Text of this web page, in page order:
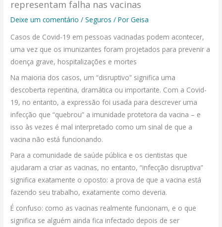
representam falha nas vacinas
Deixe um comentário /Seguros / PorGeisa
Casos de Covid-19 em pessoas vacinadas podem acontecer,
uma vez que os imunizantes foram projetados para prevenir a
doença grave, hospitalizações e mortes
Na maioria dos casos, um “disruptivo” significa uma
descoberta repentina, dramática ou importante. Com a Covid-
19, no entanto, a expressão foi usada para descrever uma
infecção que “quebrou” a imunidade protetora da vacina – e
isso às vezes é mal interpretado como um sinal de que a
vacina não está funcionando.
Para a comunidade de saúde pública e os cientistas que
ajudaram a criar as vacinas, no entanto, “infecção disruptiva”
significa exatamente o oposto: a prova de que a vacina está
fazendo seu trabalho, exatamente como deveria.
É confuso: como as vacinas realmente funcionam, e o que
significa se alguém ainda fica infectado depois de ser